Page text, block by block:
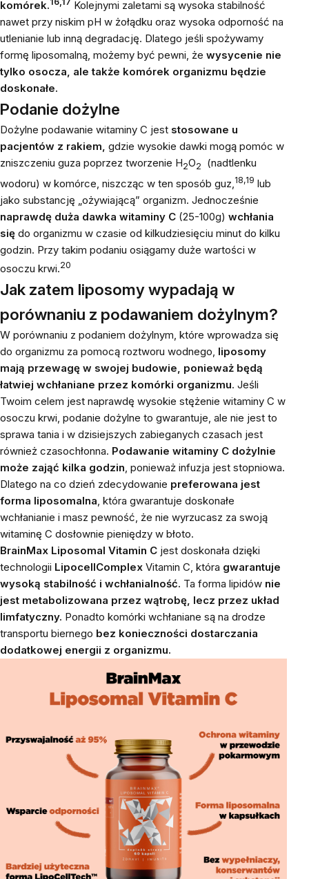
komórek.
Kolejnymi zaletami są wysoka stabilność
nawet przy niskim pH w żołądku oraz wysoka odporność na
utlenianie lub inną degradację. Dlatego jeśli spożywamy
formę liposomalną, możemy być pewni, że wysycenie nie
tylko osocza, ale także komórek organizmu będzie
doskonałe.
Podanie dożylne
Dożylne podawanie witaminy C jest stosowane u
pacjentów z rakiem, gdzie wysokie dawki mogą pomóc w
zniszczeniu guza poprzez tworzenie H2O2
(nadtlenku
wodoru) w komórce, niszcząc w ten sposób guz, 18,19 lub
jako substancję „ożywiającą” organizm. Jednocześnie
naprawdę duża dawka witaminy C (25-100g) wchłania
się do organizmu w czasie od kilkudziesięciu minut do kilku
godzin. Przy takim podaniu osiągamy duże wartości w
osoczu krwi.20
Jak zatem liposomy wypadają w
porównaniu z podawaniem dożylnym?
W porównaniu z podaniem dożylnym, które wprowadza się
do organizmu za pomocą roztworu wodnego, liposomy
mają przewagę w swojej budowie, ponieważ będą
łatwiej wchłaniane przez komórki organizmu. Jeśli
Twoim celem jest naprawdę wysokie stężenie witaminy C w
osoczu krwi, podanie dożylne to gwarantuje, ale nie jest to
sprawa tania i w dzisiejszych zabieganych czasach jest
również czasochłonna. Podawanie witaminy C dożylnie
może zająć kilka godzin , ponieważ infuzja jest stopniowa.
Dlatego na co dzień zdecydowanie preferowana jest
forma liposomalna , która gwarantuje doskonałe
wchłanianie i masz pewność, że nie wyrzucasz za swoją
witaminę C dosłownie pieniędzy w błoto.
BrainMax Liposomal Vitamin C jest doskonała dzięki
technologii LipocellComplex Vitamin C, która gwarantuje
wysoką stabilność i wchłanialność. Ta forma lipidów nie
jest metabolizowana przez wątrobę, lecz przez układ
limfatyczny. Ponadto komórki wchłaniane są na drodze
transportu biernego bez konieczności dostarczania
dodatkowej energii z organizmu.